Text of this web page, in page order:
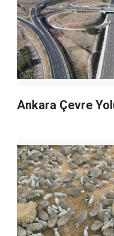
Ankara Çevre